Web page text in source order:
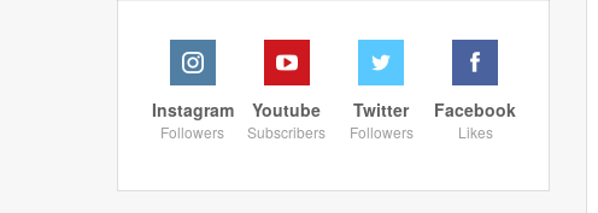
Facebook
Likes
Twitter
Followers
Youtube
Subscribers
Instagram
Followers